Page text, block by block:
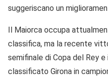
suggeriscano un
Il Maiorca occupa
classifica, ma la recente
semifinale di Copa del Rey
classificato Girona in